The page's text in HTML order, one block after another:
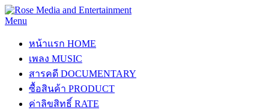
Menu
หน้าแรก HOME
เพลง MUSIC
สารคดี DOCUMENTARY
ซื้อสินค้า PRODUCT
ค่าลิขสิทธิ์ RATE